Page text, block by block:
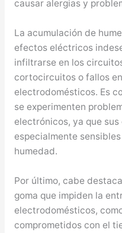
causar alergias y
La acumulación de
efectos eléctricos
infiltrarse en los
cortocircuitos o fallos
electrodomésticos. Es
se experimenten
electrónicos, ya que
especialmente
humedad.
Por último, cabe
goma que impiden la
electrodomésticos,
comprometidos con el